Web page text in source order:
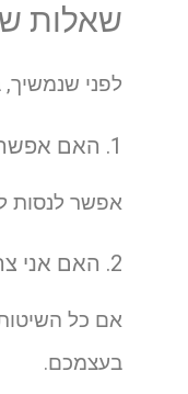
שאלות
לפני
1. האם אפשר להחיות אייפון מת בתנאים קיצוניים?
אפשר לנסות
2. האם אני צריך לגשת למוסך טלפונים אם לא הצלחתי להדליק אותו?
אם כל
בעצמכם.